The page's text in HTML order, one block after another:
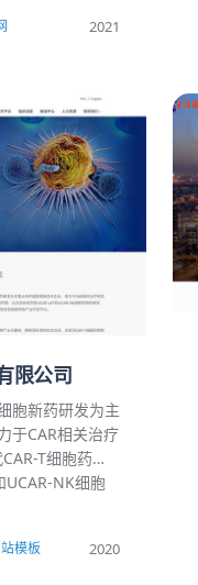
2021
限公司
胞新药研发为主
于CAR相关治疗
T细胞药
UCAR-NK细胞
模板 2020